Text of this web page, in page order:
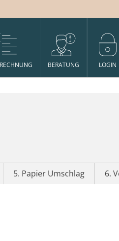
BERATUNG LOGIN
5. Papier Umschlag 6.